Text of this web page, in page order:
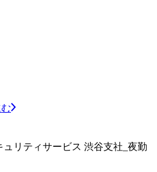
リティサービス 渋谷支社_夜勤